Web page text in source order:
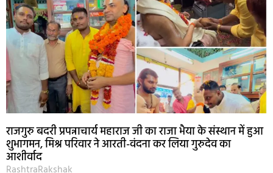
राजगुरु बदरी प्रपन्नाचार्य महाराज जी का राजा भैया के संस्थान में हुआ
शुभागमन, मिश्र परिवार ने आरती-वंदना कर लिया गुरुदेव का
आशीर्वाद